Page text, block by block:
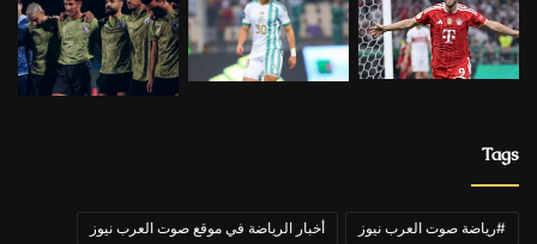
Tags
#رياضة صوت العرب نيوز أخبار الرياضة في موقع صوت العرب نيوز